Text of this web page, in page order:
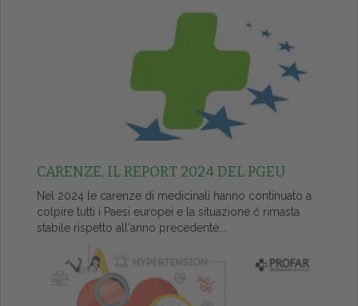
CARENZE, IL REPORT 2024 DEL PGEU
Nel 2024 le carenze di medicinali hanno continuato a
colpire tutti i Paesi europei e la situazione č rimasta
stabile rispetto all'anno precedente...